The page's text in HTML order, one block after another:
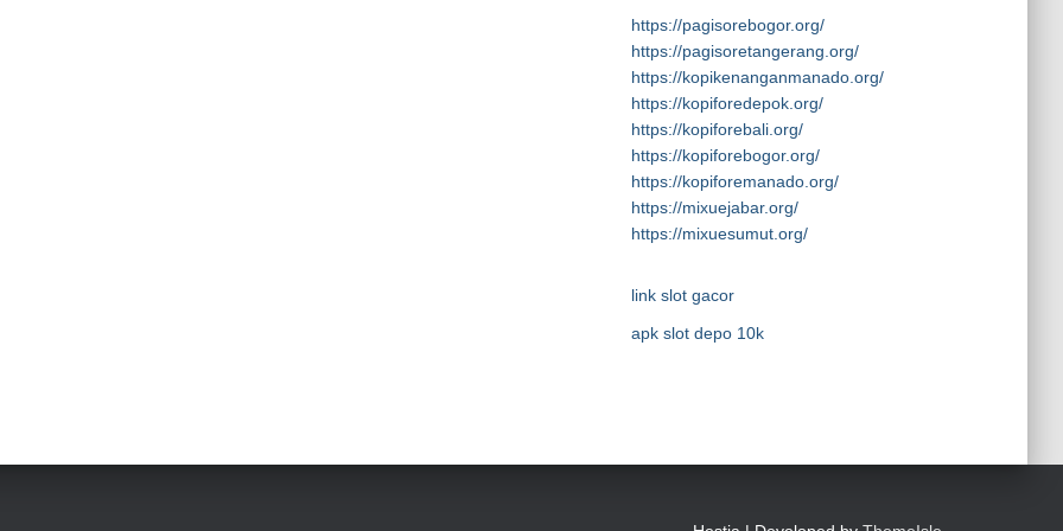
https://pagisorebogor.org/
https://pagisoretangerang.org/
https://kopikenanganmanado.org/
https://kopiforedepok.org/
https://kopiforebali.org/
https://kopiforebogor.org/
https://kopiforemanado.org/
https://mixuejabar.org/
https://mixuesumut.org/
link slot gacor
apk slot depo 10k